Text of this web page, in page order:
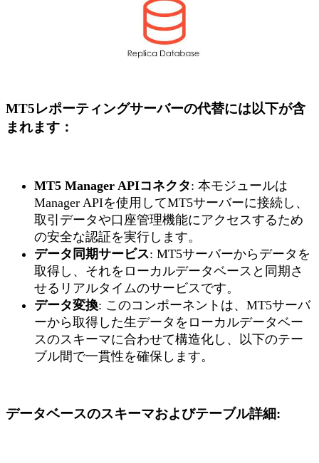
MT5レポーティングサーバーの代替には以下が含
まれます：
MT5 Manager APIコネクタ: 本モジュールは
Manager APIを使用してMT5サーバーに接続し、
取引データや口座管理機能にアクセスするため
の安全な認証を実行します。
データ同期サービス: MT5サーバーからデータを
取得し、それをローカルデータベースと同期さ
せるリアルタイムのサービスです。
データ変換: このコンポーネントは、MT5サーバ
ーから取得した生データをローカルデータベー
スのスキーマに合わせて構造化し、以下のテー
ブル間で一貫性を確保します。
データベースのスキーマおよびテーブル詳細: